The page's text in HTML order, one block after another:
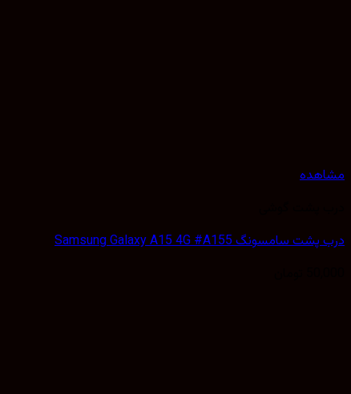
مشاهده
درب پشت سامسونگ Samsung Galaxy A15 4G #A155